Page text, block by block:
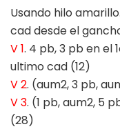
Usando hilo
cad desde el
V 1. 4 pb, 3 pb en el
ultimo cad (12)
V 2. (aum2, 3 pb,
V 3. (1 pb, aum2, 5
(28)